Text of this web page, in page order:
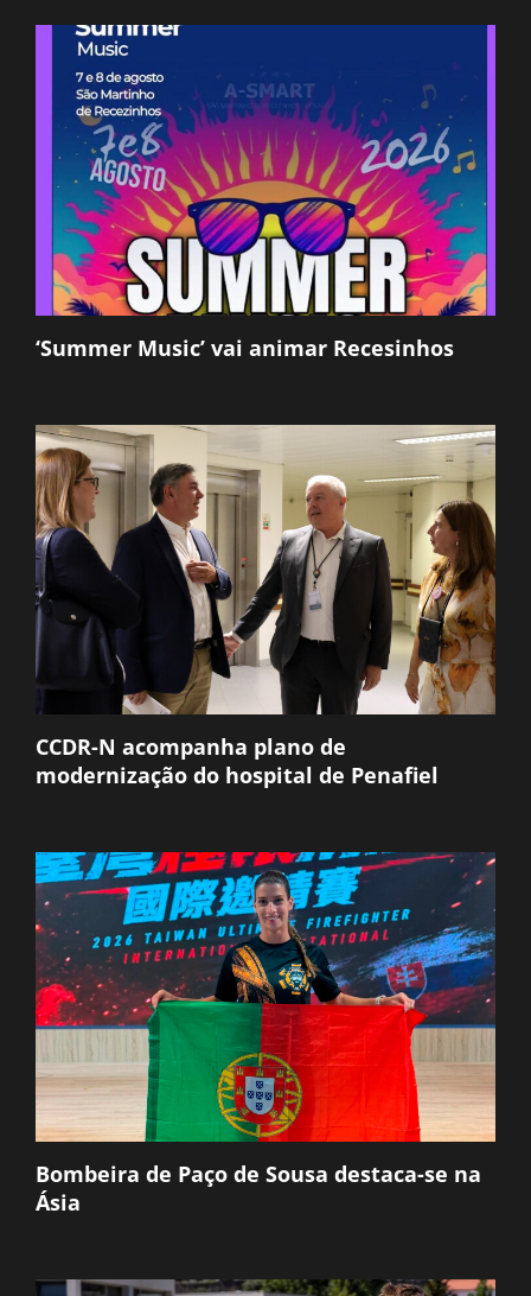
‘Summer Music’ vai animar Recesinhos
CCDR-N acompanha plano de
modernização do hospital de Penafiel
Bombeira de Paço de Sousa destaca-se na
Ásia